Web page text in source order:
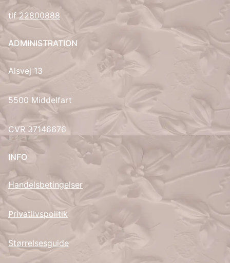
ES
UK
tlf22800888
ADMINISTRATION
Alsvej 13
5500 Middelfart
CVR 37146676
INFO
Handelsbetingelser
Privatlivspolitik
Størrelsesguide